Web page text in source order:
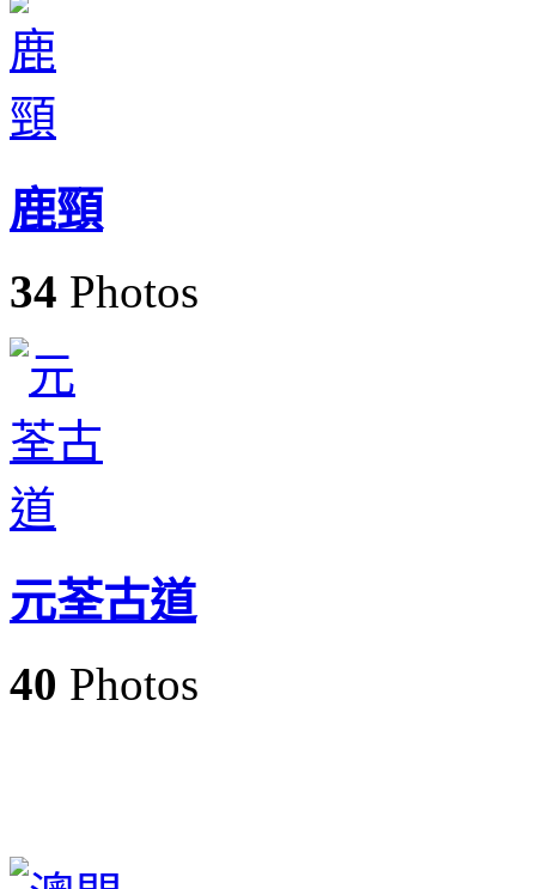
鹿頸
34 Photos
元荃古道
40 Photos